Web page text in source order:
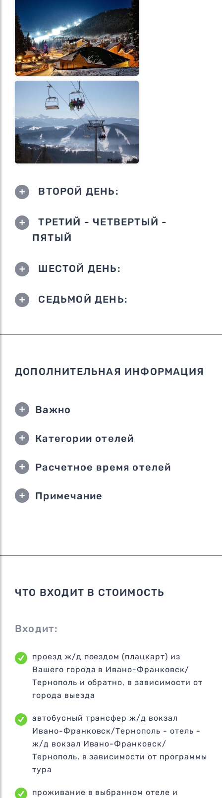
ВТОРОЙ ДЕНЬ:
ТРЕТИЙ - ЧЕТВЕРТЫЙ -
ПЯТЫЙ
ШЕСТОЙ ДЕНЬ:
СЕДЬМОЙ ДЕНЬ:
ДОПОЛНИТЕЛЬНАЯ ИНФОРМАЦИЯ
Важно
Категории отелей
Расчетное время отелей
Примечание
ЧТО ВХОДИТ В СТОИМОСТЬ
Входит:
проезд ж/д поездом (плацкарт) из
Вашего города в Ивано-Франковск/
Тернополь и обратно, в зависимости от
города выезда
автобусный трансфер ж/д вокзал
Ивано-Франковск/Тернополь - отель -
ж/д вокзал Ивано-Франковск/
Тернополь, в зависимости от программы
тура
проживание в выбранном отеле и